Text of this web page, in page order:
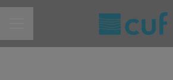
MENU DE CARREIRAS